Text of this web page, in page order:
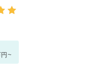
~